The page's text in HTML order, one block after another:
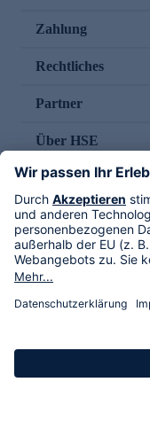
Zahlung
Rechtliches
Partner
Über HSE
Im TV
HSE International